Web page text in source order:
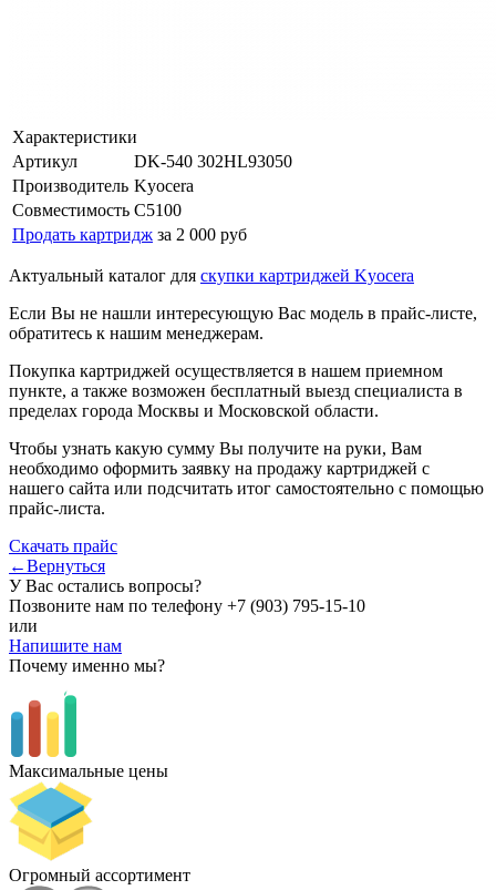
Характеристики
Артикул
DK-540 302HL93050
Производитель Kyocera
Совместимость C5100
Продать картридж за 2 000 руб
Актуальный каталог для скупки картриджей Kyocera
Если Вы не нашли интересующую Вас модель в прайс-листе,
обратитесь к нашим менеджерам.
Покупка картриджей осуществляется в нашем приемном
пункте, а также возможен бесплатный выезд специалиста в
пределах города Москвы и Московской области.
Чтобы узнать какую сумму Вы получите на руки, Вам
необходимо оформить заявку на продажу картриджей с
нашего сайта или подсчитать итог самостоятельно с помощью
прайс-листа.
Скачать прайс
←Вернуться
У Вас остались вопросы?
Позвоните нам по телефону +7 (903) 795-15-10
или
Напишите нам
Почему именно мы?
Максимальные цены
Огромный ассортимент